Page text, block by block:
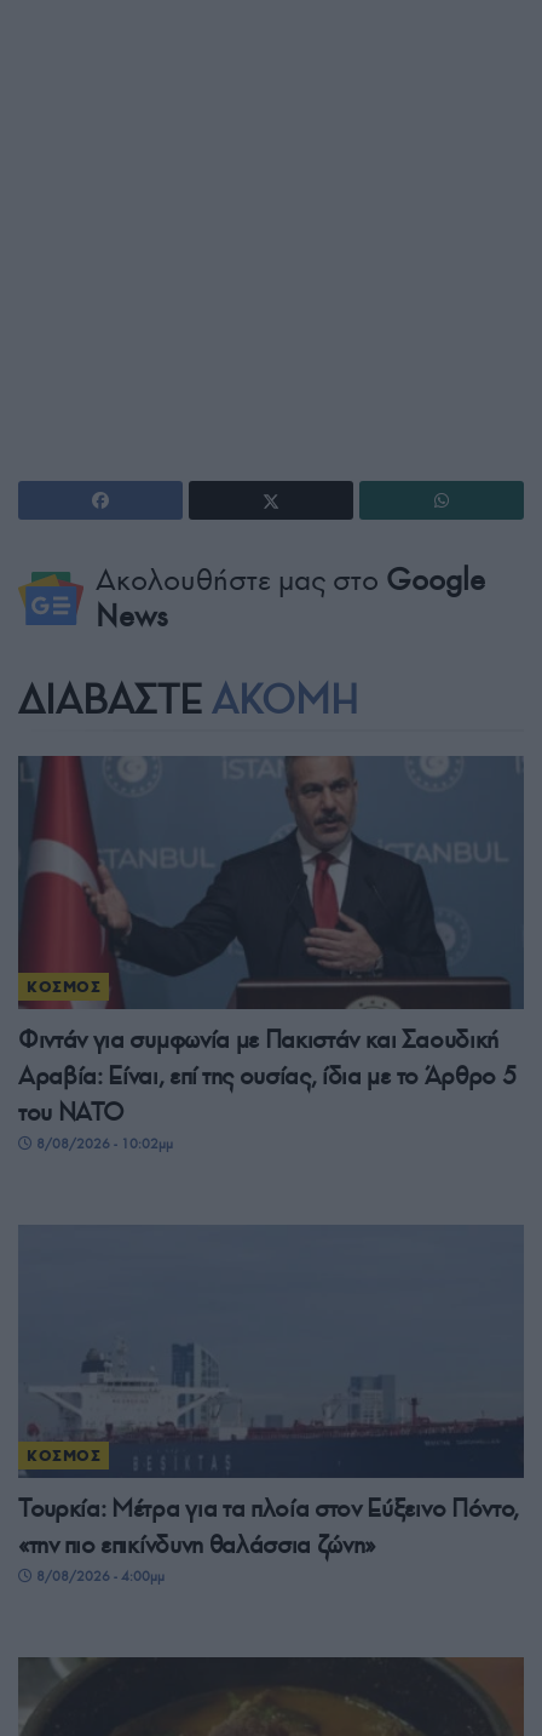
Ακολουθήστε μας στο Google
News
ΔΙΑΒΑΣΤΕ ΑΚΟΜΗ
ΚΟΣΜΟΣ
Φιντάν για συμφωνία με Πακιστάν και Σαουδική
Αραβία: Είναι, επί της ουσίας, ίδια με το Άρθρο 5
του ΝΑΤΟ
8/08/2026 - 10:02μμ
ΚΟΣΜΟΣ
Τουρκία: Μέτρα για τα πλοία στον Εύξεινο Πόντο,
«την πιο επικίνδυνη θαλάσσια ζώνη»
8/08/2026 - 4:00μμ